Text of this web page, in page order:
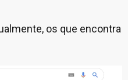
os que encontra